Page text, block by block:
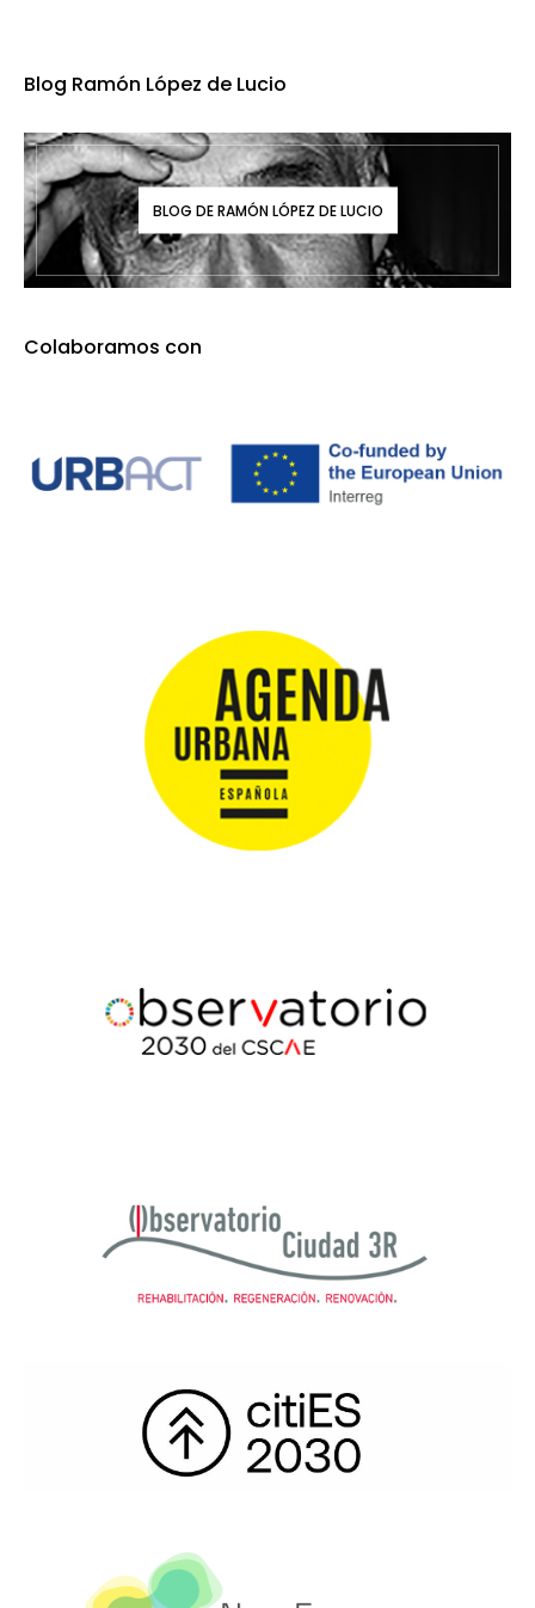
Blog Ramón López de Lucio
BLOG DE RAMÓN LÓPEZ DE LUCIO
Colaboramos con